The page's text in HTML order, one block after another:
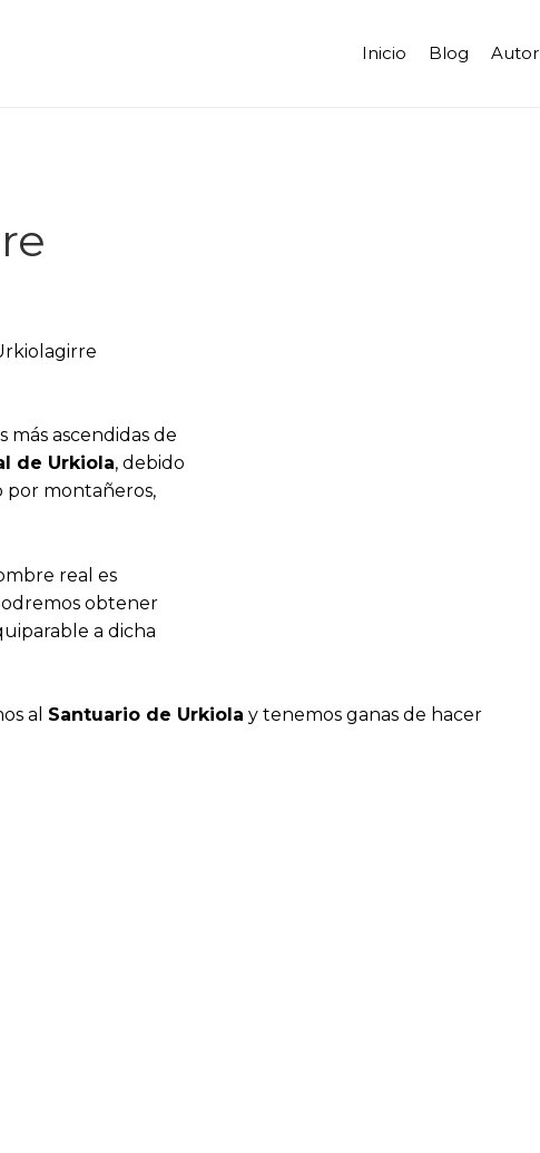
Inicio Blog Autor
ascendidas de
de Urkiola, debido
por montañeros,
real es
obtener
a dicha
al Santuario de Urkiola y tenemos ganas de hacer